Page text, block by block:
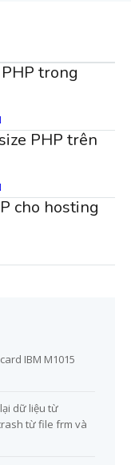
trong
PHP trên
cho hosting
IBM M1015
dữ liệu từ
từ file frm và